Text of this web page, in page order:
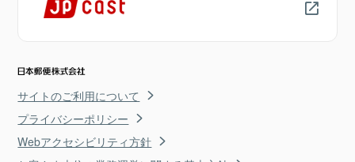
サイトのご利用について
プライバシーポリシー
Webアクセシビリティ方針